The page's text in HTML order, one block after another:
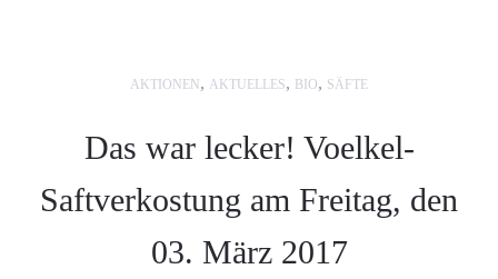
AKTIONEN, AKTUELLES, BIO, SÄFTE
Das war lecker! Voelkel-
Saftverkostung am Freitag, den
03. März 2017